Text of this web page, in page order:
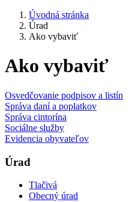
Úvodná stránka
Úrad
Ako vybaviť
Ako vybaviť
Osvedčovanie podpisov a listín
Správa daní a poplatkov
Správa cintorína
Sociálne služby
Evidencia obyvateľov
Úrad
Tlačivá
Obecný úrad